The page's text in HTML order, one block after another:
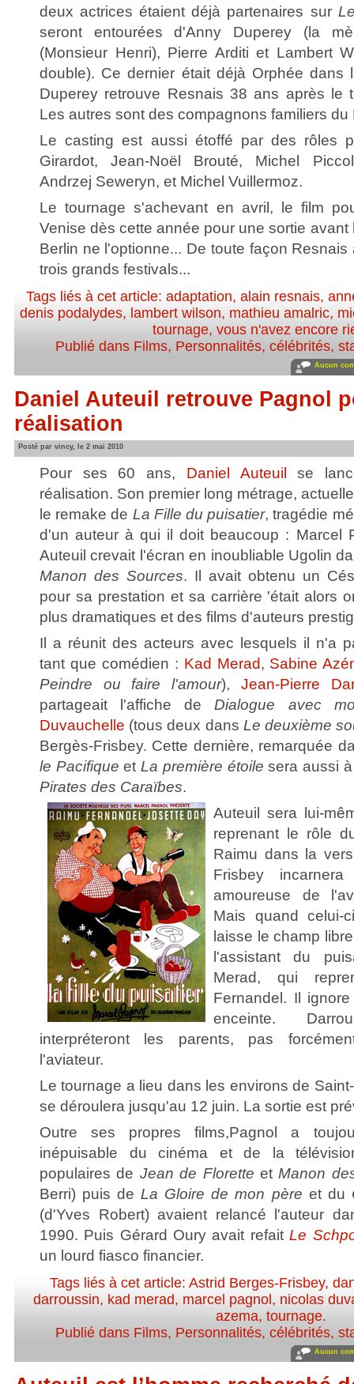
deux actrices étaient déjà partenaires sur
seront entourées d'Anny Duperey (la
(Monsieur Henri), Pierre Arditi et Lambert
double). Ce dernier était déjà Orphée dans
Duperey retrouve Resnais 38 ans après le
Les autres sont des compagnons familiers du
Le casting est aussi étoffé par des rôles
Girardot, Jean-Noël Brouté, Michel
Andrzej Seweryn, et Michel Vuillermoz.
Le tournage s'achevant en avril, le film
Venise dès cette année pour une sortie
Berlin ne l'optionne... De toute façon
trois grands festivals...
Tags liés à cet article: adaptation, alain resnais,
denis podalydes, lambert wilson, mathieu amalric,
tournage,vous n'avez encore
Publié dans Films, Personnalités, célébrités,
Aucun
Daniel Auteuil retrouve Pagnol
réalisation
Posté par vincy, le 2 mai 2010
Pour ses 60 ans, Daniel Auteuil se
réalisation. Son premier long métrage,
le remake de La Fille du puisatier, tragédie
d'un auteur à qui il doit beaucoup : Marcel
Auteuil crevait l'écran en inoubliable Ugolin
Manon des Sources. Il avait obtenu un
pour sa prestation et sa carrière 'était alors
plus dramatiques et des films d'auteurs
Il a réunit des acteurs avec lesquels il n'a
tant que comédien : Kad Merad, Sabine
Peindre ou faire l'amour), Jean-Pierre
partageait l'affiche deDialogue avec
Duvauchelle (tous deux dans Le deuxième
Bergès-Frisbey. Cette dernière, remarquée
le Pacifique etLa première étoile sera aussi
Pirates des Caraïbes.
Auteuil sera lui-
reprenant le rôle
Raimu dans la
Frisbey
amoureuse de
Mais quand
laisse le champ
l'assistant du
Merad, qui
Fernandel. Il
enceinte.
interpréteront les parents, pas
l'aviateur.
Le tournage a lieu dans les environs de
se déroulera jusqu'au 12 juin. La sortie est
Outre ses propres films,Pagnol a
inépuisable du cinéma et de la
populaires de Jean de Florette etManon
Berri) puis deLa Gloire de mon père et du
(d'Yves Robert) avaient relancé l'auteur
1990. Puis Gérard Oury avait refaitLe
un lourd fiasco financier.
Tags liés à cet article:Astrid Berges-Frisbey,
darroussin, kad merad, marcel pagnol , nicolas
azema, tournage.
Publié dans Films, Personnalités, célébrités,
Aucun